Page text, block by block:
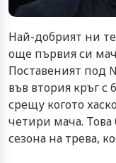
Най-добрият ни
още първия си
Поставеният под
във втория кръг с
срещу когото
четири мача.
сезона на трева,